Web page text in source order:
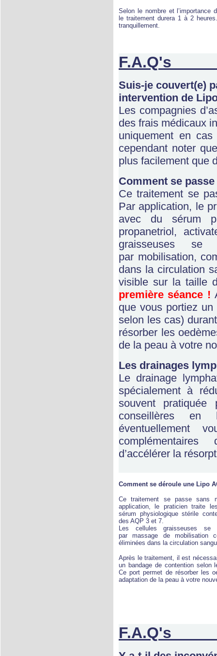
Selon le nombre et l’importance
le traitement durera 1 à 2
tranquillement.
Suis-je couvert(e)
intervention de
Les compagnies
des frais médicaux
uniquement en
cependant noter
plus facilement que
Comment se
Ce traitement se
Par application, le
avec du sérum
propanetriol,
graisseuses se
par mobilisation,
dans la circulation
visible sur la taille
première séance !
que vous portiez
selon les cas)
résorber les
de la peau à votre
Les drainages
Le drainage
spécialement à
souvent pratiquée
conseillères en
éventuellement
d’accélérer la
Comment se déroule une Lipo
Ce traitement se passe sans
application, le praticien traite
sérum physiologique stérile
des AQP 3 et 7.
Les cellules graisseuses se
par massage de mobilisation
éliminées dans la circulation
Après le traitement, il est
un bandage de contention selon
Ce port permet de résorber les
adaptation de la peau à votre